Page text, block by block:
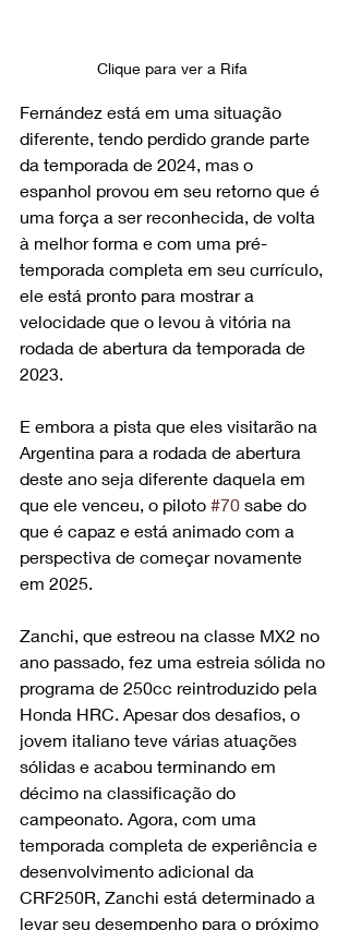
Clique para ver a Rifa
Fernández está em uma situação
diferente, tendo perdido grande parte
da temporada de 2024, mas o
espanhol provou em seu retorno que é
uma força a ser reconhecida, de volta
à melhor forma e com uma pré-
temporada completa em seu currículo,
ele está pronto para mostrar a
velocidade que o levou à vitória na
rodada de abertura da temporada de
2023.
E embora a pista que eles visitarão na
Argentina para a rodada de abertura
deste ano seja diferente daquela em
que ele venceu, o piloto #70 sabe do
que é capaz e está animado com a
perspectiva de começar novamente
em 2025.
Zanchi, que estreou na classe MX2 no
ano passado, fez uma estreia sólida no
programa de 250cc reintroduzido pela
Honda HRC. Apesar dos desafios, o
jovem italiano teve várias atuações
sólidas e acabou terminando em
décimo na classificação do
campeonato. Agora, com uma
temporada completa de experiência e
desenvolvimento adicional da
CRF250R, Zanchi está determinado a
levar seu desempenho para o próximo